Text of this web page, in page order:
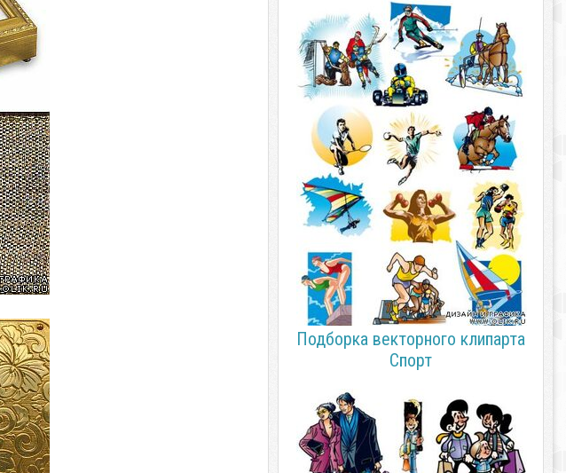
Подборка векторного клипарта
Спорт